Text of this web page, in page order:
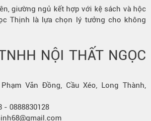
giường ngủ kết hợp với kệ sách và hộc
Thịnh là lựa chọn lý tưởng cho không
NỘI THẤT NGỌC
Văn Đồng, Cầu Xéo, Long Thành,
- 0888830128